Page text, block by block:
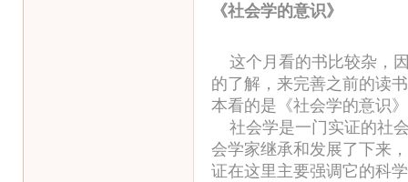
《社会学的意
这个月看的书比较杂，
的了解，来完善之前的读
本看的是《社会学的意识
社会学是一门实证的社
会学家继承和发展了下来
证在这里主要强调它的科